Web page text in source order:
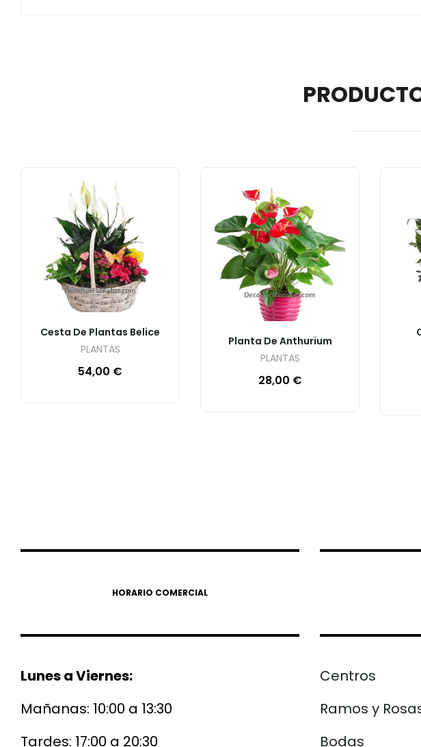
Cesta De Plantas Belice
PLANTAS
54,00 €
Planta De Anthurium
PLANTAS
28,00 €
HORARIO COMERCIAL
Lunes a Viernes:
Mañanas: 10:00 a 13:30
Tardes: 17:00 a 20:30
Centros
Ramos y
Bodas